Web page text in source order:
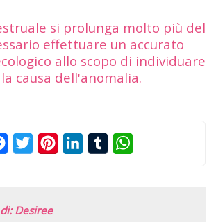
si prolunga molto più del
effettuare un accurato
allo scopo di individuare
causa dell'anomalia.
FacebookTwitterPinterestLinkedInTumblr
Desiree